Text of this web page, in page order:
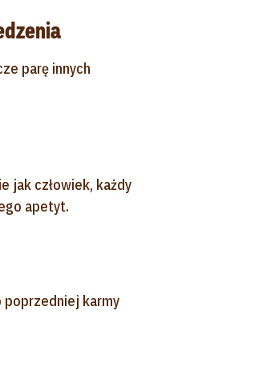
parę innych
jak człowiek, każdy
apetyt.
poprzedniej karmy